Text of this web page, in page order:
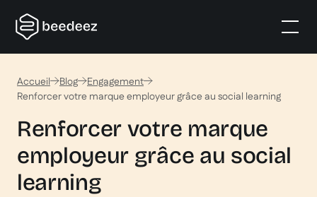
Accueil Blog
Engagement
Renforcer votre marque employeur grâce au social learning
Renforcer votre marque
employeur grâce au social
learning